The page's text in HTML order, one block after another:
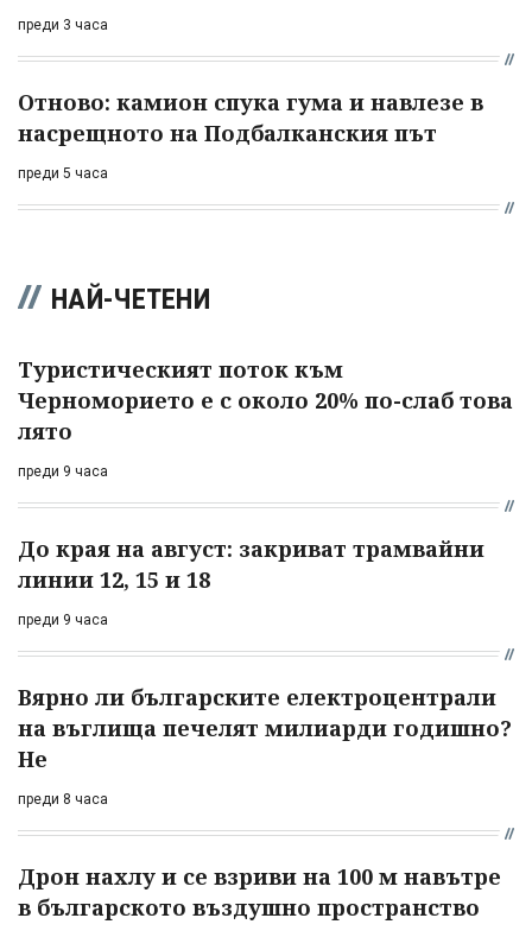
преди 3 часа
Отново: камион спука гума и навлезе в
насрещното на Подбалканския път
преди 5 часа
НАЙ-ЧЕТЕНИ
Туристическият поток към
Черноморието е с около 20% по-слаб това
лято
преди 9 часа
До края на август: закриват трамвайни
линии 12, 15 и 18
преди 9 часа
Вярно ли българските електроцентрали
на въглища печелят милиарди годишно?
Не
преди 8 часа
Дрон нахлу и се взриви на 100 м навътре
в българското въздушно пространство